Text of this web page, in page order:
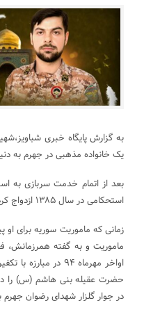
یک خانواده مذهبی در جهرم به
استحکامی در سال ۱۳۸۵ ازدواج کرد که ثمره این ازدواج، دو پسر هستند.
زمانی که ماموریت سوریه برای
ماموریت و به گفته همرزمانش،
حضرت عقیله بنی‌ هاشم (س) را در
در جوار گلزار شهدای رضوان